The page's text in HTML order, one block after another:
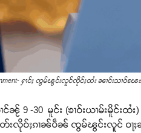
ႁၢင်ႈ ၸွမ်ၽွင်းလူင်ၸိုင်ႈထႆး ၼၢင်းသ
ၢင်ၼႂ် 9 -30 မူင်း (ၶၢဝ်းယၢမ်းမိူ
လိုဝ်ႈၵၢၼ်ပဵၼ် ၸွမ်ၽွင်းလူင် ဝႃႈ